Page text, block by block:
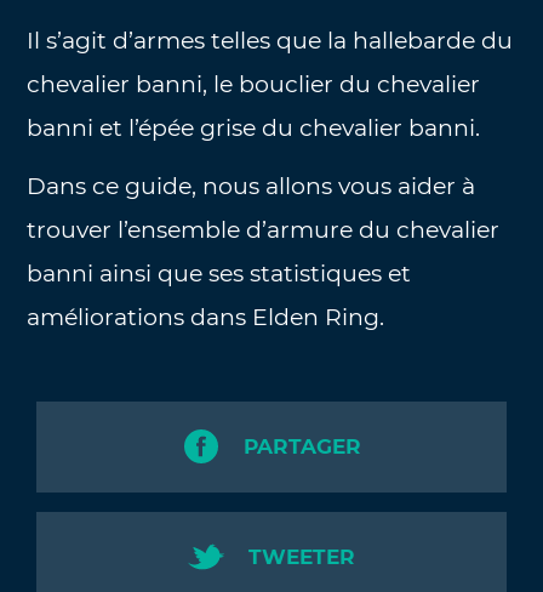
Il s’agit d’armes telles que la hallebarde du
chevalier banni, le bouclier du chevalier
banni et l’épée grise du chevalier banni.
Dans ce guide, nous allons vous aider à
trouver l’ensemble d’armure du chevalier
banni ainsi que ses statistiques et
améliorations dans Elden Ring.
PARTAGER
TWEETER